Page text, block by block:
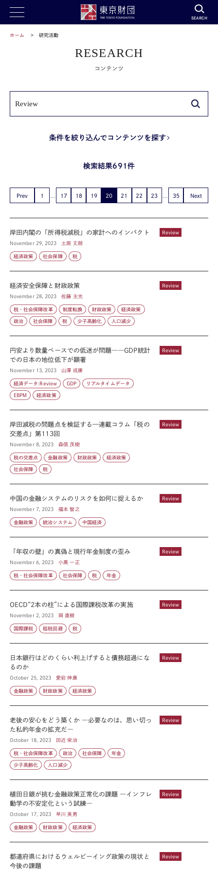
SEARCH
ホーム 研究活動
RESEARCH
コンテンツ
条件を絞り込んでコンテンツを探す
検索結果691件
Prev 1 17 18 19 20 21 22 23 35 Next
Review
岸田内閣の「所得税減税」の家計へのインパクト
November 29, 2023 土居 丈朗
経済政策 社会保障 税
Review
経済安全保障と財政政策
November 28, 2023 佐藤 主光
税・社会保障改革 制度転換 財政政策 経済政策
政治 社会保障 税 少子高齢化 人口減少
Review
円安より数量ベースでの低迷が問題――GDP統計
での日本の地位低下が顕著
November 13, 2023 山澤 成康
経済データ:Review GDP リアルタイムデータ
EBPM 経済政策
Review
岸田減税の問題点を検証する—連載コラム「税の
交差点」第113回
November 8, 2023 森信 茂樹
税の交差点 金融政策 財政政策 経済政策
社会保障 税
Review
中国の金融システムのリスクを如何に捉えるか
November 7, 2023 福本 智之
金融政策 統治システム 中国経済
Review
「年収の壁」の真偽と現行年金制度の歪み
November 6, 2023 小黒 一正
税・社会保障改革 社会保障 税 年金
Review
OECD“2本の柱”による国際課税改革の実施
November 2, 2023 岡 直樹
国際課税 租税回避 税
Review
日本銀行はどのくらい利上げすると債務超過にな
るのか
October 25, 2023 愛宕 伸康
金融政策 財政政策 経済政策
Review
老後の安心をどう築くか ―必要なのは、思い切っ
た私的年金の拡充だ―
October 18, 2023 田近 栄治
税・社会保障改革 政治 社会保障 年金
少子高齢化 人口減少
Review
植田日銀が挑む金融政策正常化の課題 ―インフレ
動学の不安定化という試練―
October 17, 2023 早川 英男
金融政策 財政政策 経済政策
Review
都道府県におけるウェルビーイング政策の現状と
今後の課題